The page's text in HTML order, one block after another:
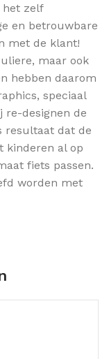
het zelf
en betrouwbare
met de klant!
maar ook
hebben daarom
speciaal
re-designen de
resultaat dat de
kinderen al op
fiets passen.
worden met